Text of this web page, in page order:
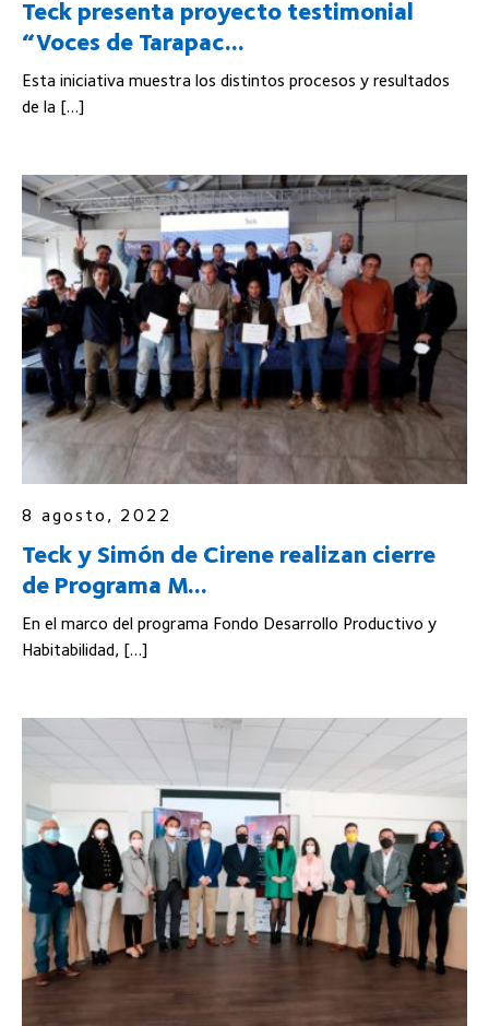
Teck presenta proyecto testimonial
“Voces de Tarapac...
Esta iniciativa muestra los distintos procesos y resultados
de la […]
8 agosto, 2022
Teck y Simón de Cirene realizan cierre
de Programa M...
En el marco del programa Fondo Desarrollo Productivo y
Habitabilidad, […]